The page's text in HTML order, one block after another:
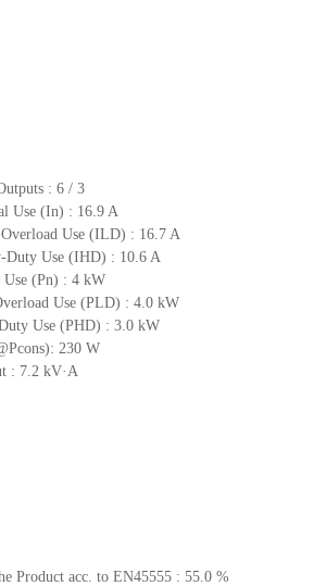
: 6 / 3
Use (In) : 16.9 A
Use (ILD) : 16.7 A
Duty Use (IHD) : 10.6 A
Use (Pn) : 4 kW
Use (PLD) : 4.0 kW
Use (PHD) : 3.0 kW
230 W
: 7.2 kV·A
Product acc. to EN45555 : 55.0 %